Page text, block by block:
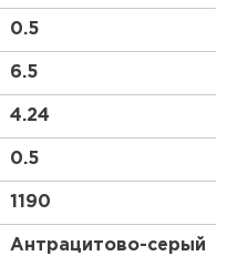
быть заметен.
0.5
6.5
4.24
0.5
1190
Антрацитово-серый